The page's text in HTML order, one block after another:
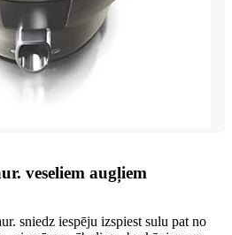
veseliem augļiem
sniedz iespēju izspiest sulu pat no